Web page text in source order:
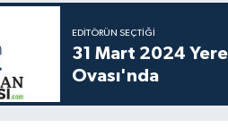
EDITÖRÜN SEÇTIĞI
31 Mart 2024
Ovası'nda